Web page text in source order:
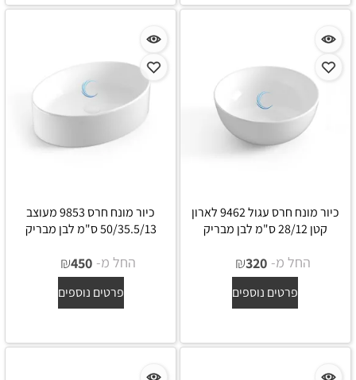
כיור מונח חרס עגול 9462 לארון
קטן 28/12 ס"מ לבן מבריק
החל מ- ₪320
פרטים נוספים
כיור מונח חרס 9853 מעוצב
50/35.5/13 ס"מ לבן מבריק
החל מ- ₪450
פרטים נוספים